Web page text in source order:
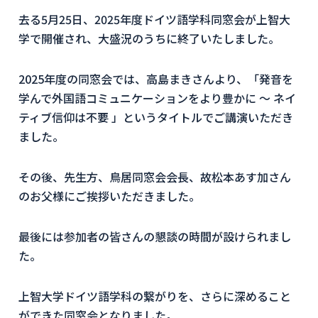
去る5月25日、 2025年度ドイツ語学科同窓会が上智大
学で開催され、大盛況のうちに終了いたしました。
2025年度の同窓会では、高島まきさんより、「発音を
学んで外国語コミュニケーションをより豊かに ～ ネイ
ティブ信仰は不要 」というタイトルでご講演いただき
ました。
その後、先生方、鳥居同窓会会長、故松本あす加さん
のお父様にご挨拶いただきました。
最後には参加者の皆さんの懇談の時間が設けられまし
た。
上智大学ドイツ語学科の繋がりを、さらに深めること